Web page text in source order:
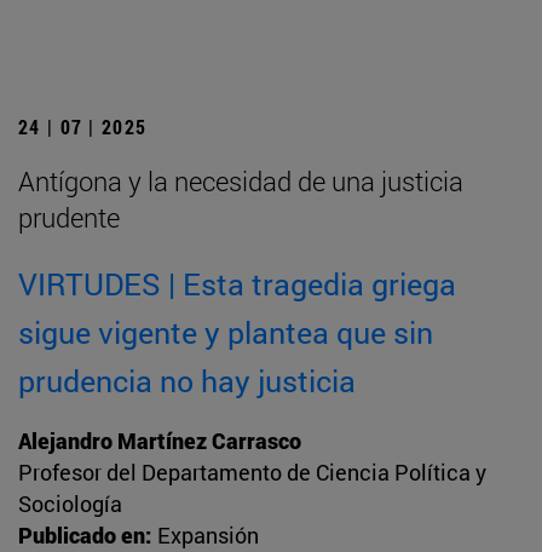
24 | 07 | 2025
Antígona y la necesidad de una justicia
prudente
VIRTUDES | Esta tragedia griega
sigue vigente y plantea que sin
prudencia no hay justicia
Alejandro Martínez Carrasco
Profesor del Departamento de Ciencia Política y
Sociología
Publicado en: Expansión